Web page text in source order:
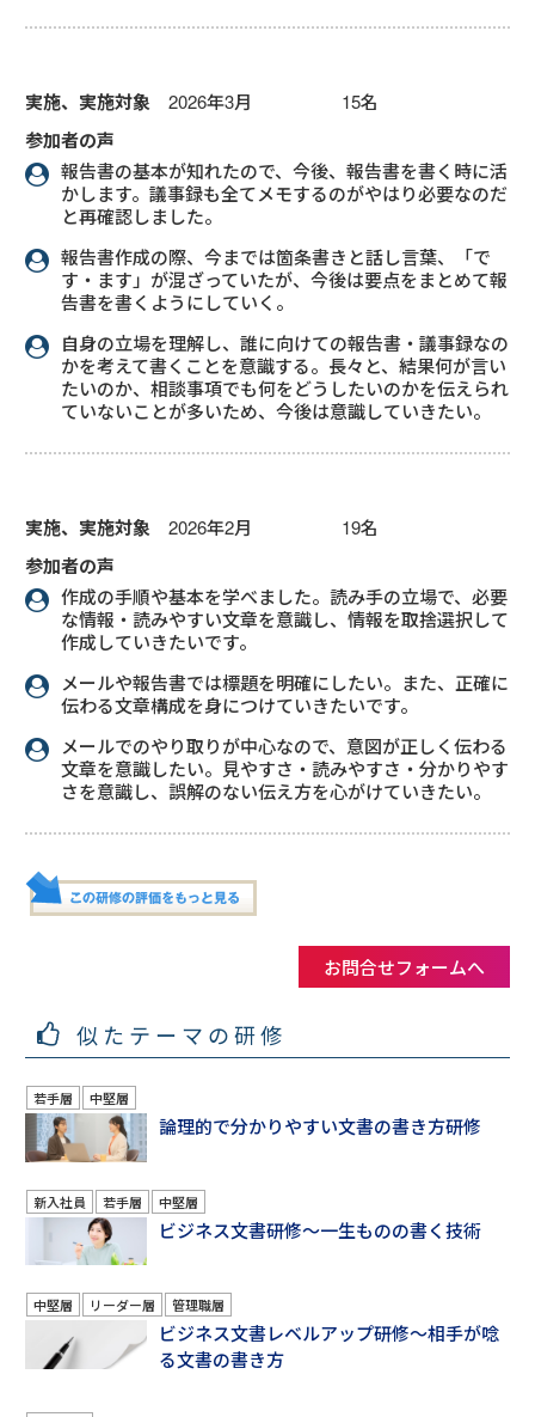
実施、実施対象 2026年3月 15名
参加者の声
報告書の基本が知れたので、今後、報告書を書く時に活
かします。議事録も全てメモするのがやはり必要なのだ
と再確認しました。
報告書作成の際、今までは箇条書きと話し言葉、「で
す・ます」が混ざっていたが、今後は要点をまとめて報
告書を書くようにしていく。
自身の立場を理解し、誰に向けての報告書・議事録なの
かを考えて書くことを意識する。長々と、結果何が言い
たいのか、相談事項でも何をどうしたいのかを伝えられ
ていないことが多いため、今後は意識していきたい。
実施、実施対象 2026年2月 19名
参加者の声
作成の手順や基本を学べました。読み手の立場で、必要
な情報・読みやすい文章を意識し、情報を取捨選択して
作成していきたいです。
メールや報告書では標題を明確にしたい。また、正確に
伝わる文章構成を身につけていきたいです。
メールでのやり取りが中心なので、意図が正しく伝わる
文章を意識したい。見やすさ・読みやすさ・分かりやす
さを意識し、誤解のない伝え方を心がけていきたい。
お問合せフォームへ
似たテーマの研修
若手層 中堅層
論理的で分かりやすい文書の書き方研修
新入社員 若手層 中堅層
ビジネス文書研修～一生ものの書く技術
中堅層 リーダー層 管理職層
ビジネス文書レベルアップ研修～相手が唸
る文書の書き方